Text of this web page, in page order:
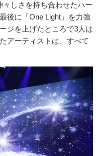
々しさを持ち合わせたハー
後に「One Light」を力強
ジを上げたところで3人は
アーティストは、すべて